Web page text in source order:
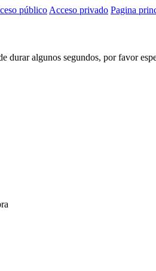
público Acceso privado Pagina
durar algunos segundos, por favor